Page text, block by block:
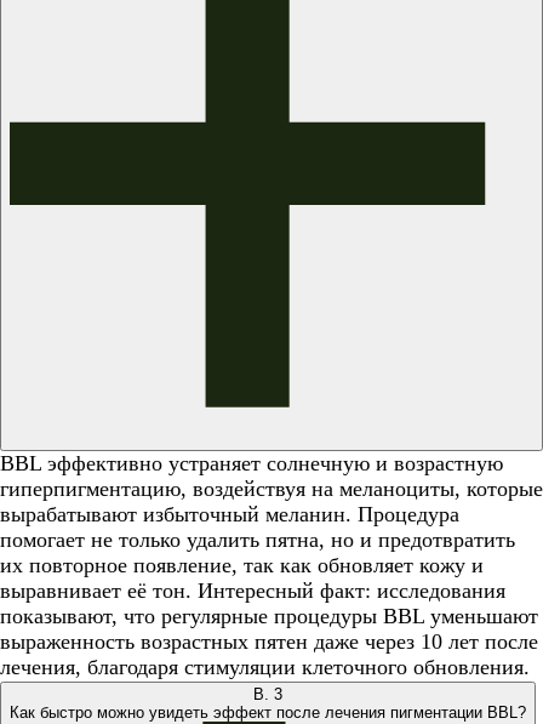
BBL эффективно устраняет солнечную и возрастную
гиперпигментацию, воздействуя на меланоциты, которые
вырабатывают избыточный меланин. Процедура
помогает не только удалить пятна, но и предотвратить
их повторное появление, так как обновляет кожу и
выравнивает её тон. Интересный факт: исследования
показывают, что регулярные процедуры BBL уменьшают
выраженность возрастных пятен даже через 10 лет после
лечения, благодаря стимуляции клеточного обновления.
В. 3
Как быстро можно увидеть эффект после лечения пигментации BBL?